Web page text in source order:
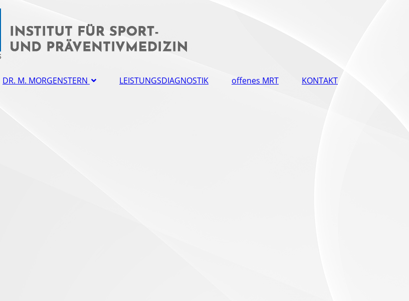
DR. M. MORGENSTERN LEISTUNGS­DIAGNOSTIK offenes MRT KONTAKT